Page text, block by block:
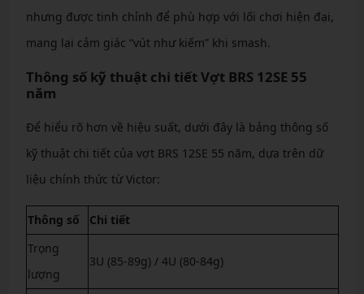
nhưng được tinh chỉnh để phù hợp với lối chơi hiện đại,
mang lại cảm giác “vút như kiếm” khi smash.
Thông số kỹ thuật chi tiết Vợt BRS 12SE 55
năm
Để hiểu rõ hơn về hiệu suất, dưới đây là bảng thông số
kỹ thuật chi tiết của vợt BRS 12SE 55 năm, dựa trên dữ
liệu chính thức từ Victor:
Thông số
Chi tiết
Trọng
lượng
3U (85-89g) / 4U (80-84g)